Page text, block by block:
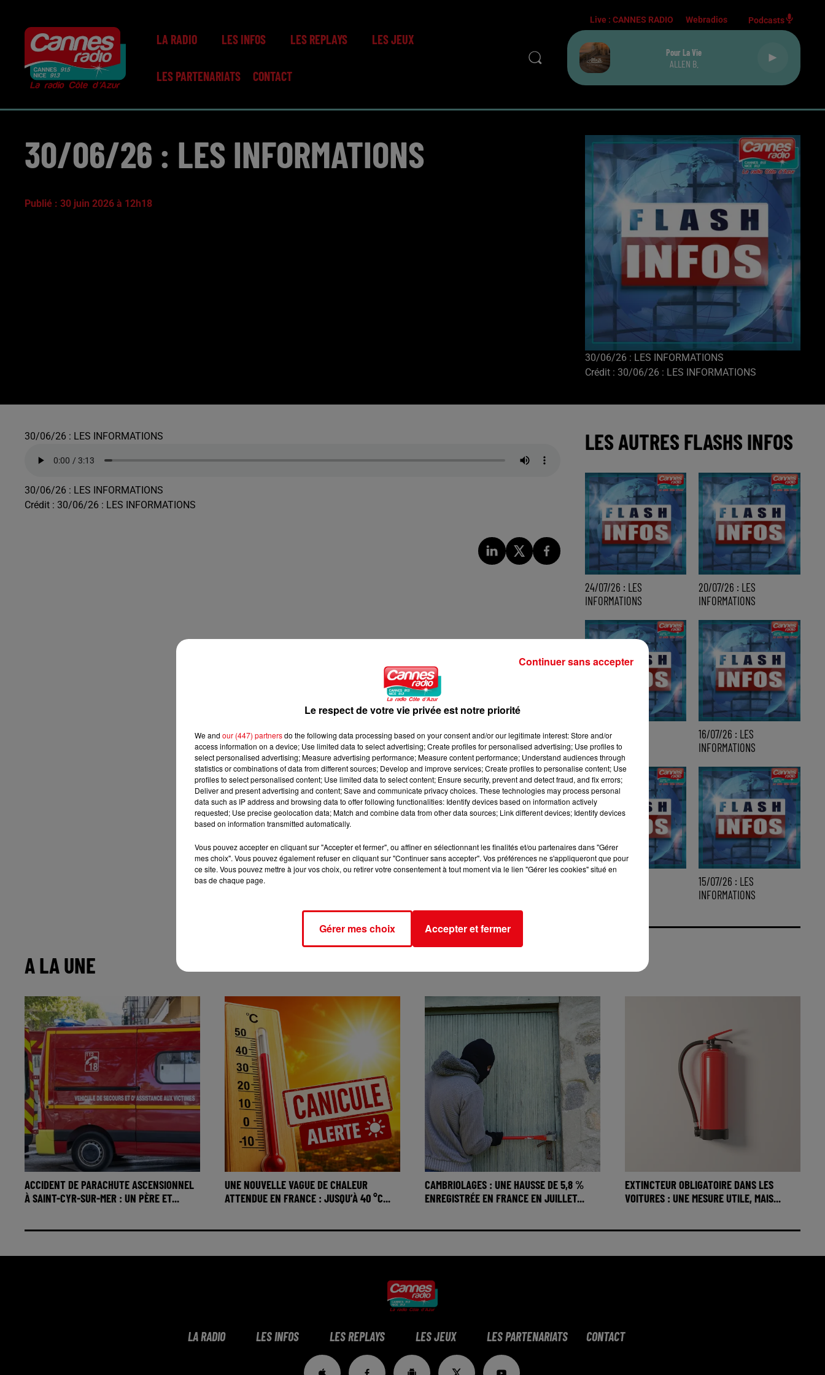
LA RADIO LES INFOS LES REPLAYS LES JEUX
LES PARTENARIATS CONTACT
Live :CANNES RADIO Webradios Podcasts
Pour La Vie
ALLEN B.
30/06/26 : LES INFORMATIONS
Publié : 30 juin 2026 à 12h18
30/06/26 : LES INFORMATIONS
Crédit : 30/06/26 : LES INFORMATIONS
30/06/26 : LES INFORMATIONS
30/06/26 : LES INFORMATIONS
Crédit : 30/06/26 : LES INFORMATIONS
LES AUTRES FLASHS INFOS
24/07/26 : LES
INFORMATIONS
20/07/26 : LES
INFORMATIONS
17/07/26 : LES
INFORMATIONS
16/07/26 : LES
INFORMATIONS
15/07/26 : LES
INFORMATIONS
A LA UNE
ACCIDENT DE PARACHUTE ASCENSIONNEL
À SAINT-CYR-SUR-MER : UN PÈRE ET...
UNE NOUVELLE VAGUE DE CHALEUR
ATTENDUE EN FRANCE : JUSQU’À 40 °C...
CAMBRIOLAGES : UNE HAUSSE DE 5,8 %
ENREGISTRÉE EN FRANCE EN JUILLET...
EXTINCTEUR OBLIGATOIRE DANS LES
VOITURES : UNE MESURE UTILE, MAIS...
LA RADIO LES INFOS LES REPLAYS LES JEUX LES PARTENARIATS CONTACT
Le respect de votre vie privée est notre priorité
We and our (447) partnersdo the following data processing based on your consent and/or our legitimate interest: Store and/or
access information on a device; Use limited data to select advertising; Create profiles for personalised advertising; Use profiles to
select personalised advertising; Measure advertising performance; Measure content performance; Understand audiences through
statistics or combinations of data from different sources; Develop and improve services; Create profiles to personalise content; Use
profiles to select personalised content; Use limited data to select content; Ensure security, prevent and detect fraud, and fix errors;
Deliver and present advertising and content; Save and communicate privacy choices. These technologies may process personal
data such as IP address and browsing data to offer following functionalities: Identify devices based on information actively
requested; Use precise geolocation data; Match and combine data from other data sources; Link different devices; Identify devices
based on information transmitted automatically.
Vous pouvez accepter en cliquant sur "Accepter et fermer", ou affiner en sélectionnant les finalités et/ou partenaires dans "Gérer
mes choix". Vous pouvez également refuser en cliquant sur "Continuer sans accepter". Vos préférences ne s'appliqueront que pour
ce site. Vous pouvez mettre à jour vos choix, ou retirer votre consentement à tout moment via le lien "Gérer les cookies" situé en
bas de chaque page.
Gérer mes choix Accepter et fermer
Continuer sans accepter